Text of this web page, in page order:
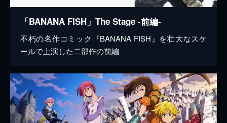
「BANANA FISH」The Stage -前編-
不朽の名作コミック『BANANA FISH』を壮大なスケ
ールで上演した二部作の前編